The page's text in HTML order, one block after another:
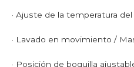
· Ajuste de la temperatura
· Lavado en movimiento /
· Posición de boquilla